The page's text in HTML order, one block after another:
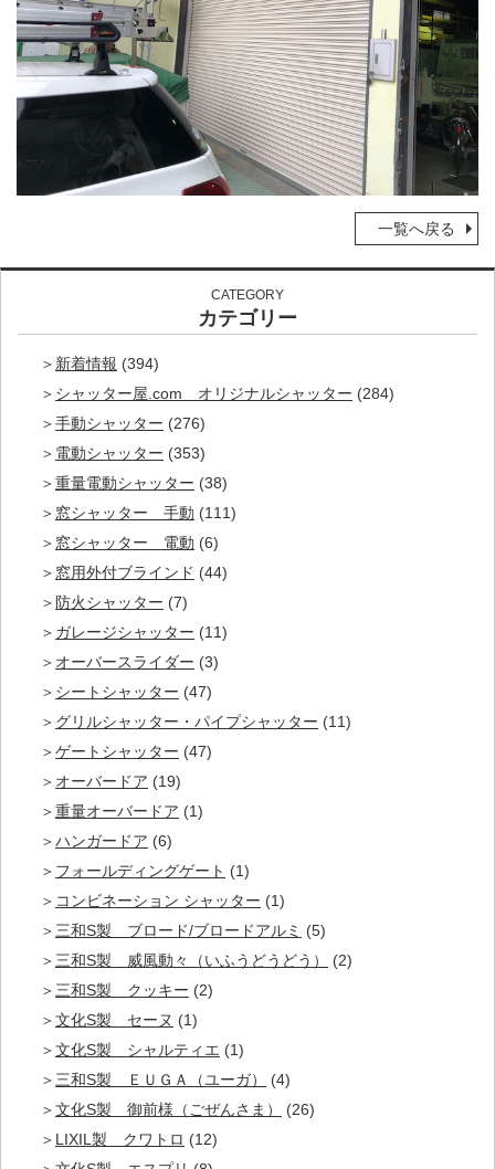
一覧へ戻る
CATEGORY
カテゴリー
新着情報 (394)
シャッター屋.com オリジナルシャッター (284)
手動シャッター (276)
電動シャッター (353)
重量電動シャッター (38)
窓シャッター 手動 (111)
窓シャッター 電動 (6)
窓用外付ブラインド (44)
防火シャッター (7)
ガレージシャッター (11)
オーバースライダー (3)
シートシャッター (47)
グリルシャッター・パイプシャッター (11)
ゲートシャッター (47)
オーバードア (19)
重量オーバードア (1)
ハンガードア (6)
フォールディングゲート (1)
コンビネーション シャッター (1)
三和S製 ブロード/ブロードアルミ (5)
三和S製 威風動々（いふうどうどう）
(2)
三和S製 クッキー (2)
文化S製 セーヌ (1)
文化S製 シャルティエ (1)
三和S製 ＥＵＧＡ（ユーガ）
(4)
文化S製 御前様（ごぜんさま）
(26)
LIXIL製 クワトロ (12)